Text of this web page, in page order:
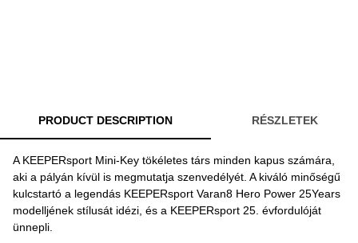
PRODUCT DESCRIPTION RÉSZLETEK
A KEEPERsport Mini-Key tökéletes társ minden kapus számára,
aki a pályán kívül is megmutatja szenvedélyét. A kiváló minőségű
kulcstartó a legendás KEEPERsport Varan8 Hero Power 25Years
modelljének stílusát idézi, és a KEEPERsport 25. évfordulóját
ünnepli.